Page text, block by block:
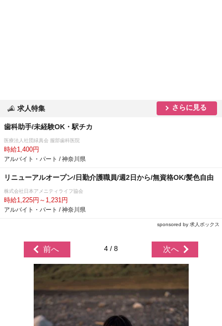
求人特集 さらに見る
歯科助手/未経験OK・駅チカ
医療法人社団緑真会 服部歯科医院
時給1,400円
アルバイト・パート / 神奈川県
リニューアルオープン/日勤介護職員/週2日から/無資格OK/髪色自由
株式会社日本アメニティライフ協会
時給1,225円～1,231円
アルバイト・パート / 神奈川県
sponsored by 求人ボックス
前へ 4 / 8 次へ